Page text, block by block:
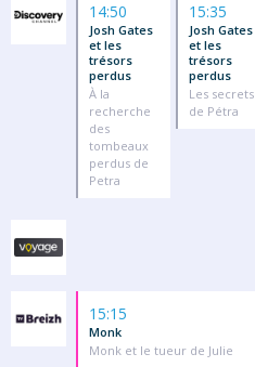
14:50
Josh Gates
et les
trésors
perdus
À la
recherche
des
tombeaux
perdus de
Petra
15:35
Josh Gates
et les
trésors
perdus
Les secrets
de Pétra
15:15
Monk
Monk et le tueur de Julie